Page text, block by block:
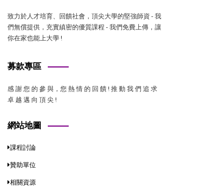
致力於人才培育、回饋社會，頂尖大學的堅強師資 - 我
們無償提供，充實縝密的優質課程 - 我們免費上傳，讓
你在家也能上大學 !
募款專區
感 謝 您 的 參 與，您 熱 情 的 回 饋 ! 推 動 我 們 追 求
卓 越 邁 向 頂 尖 !
網站地圖
課程討論
贊助單位
相關資源